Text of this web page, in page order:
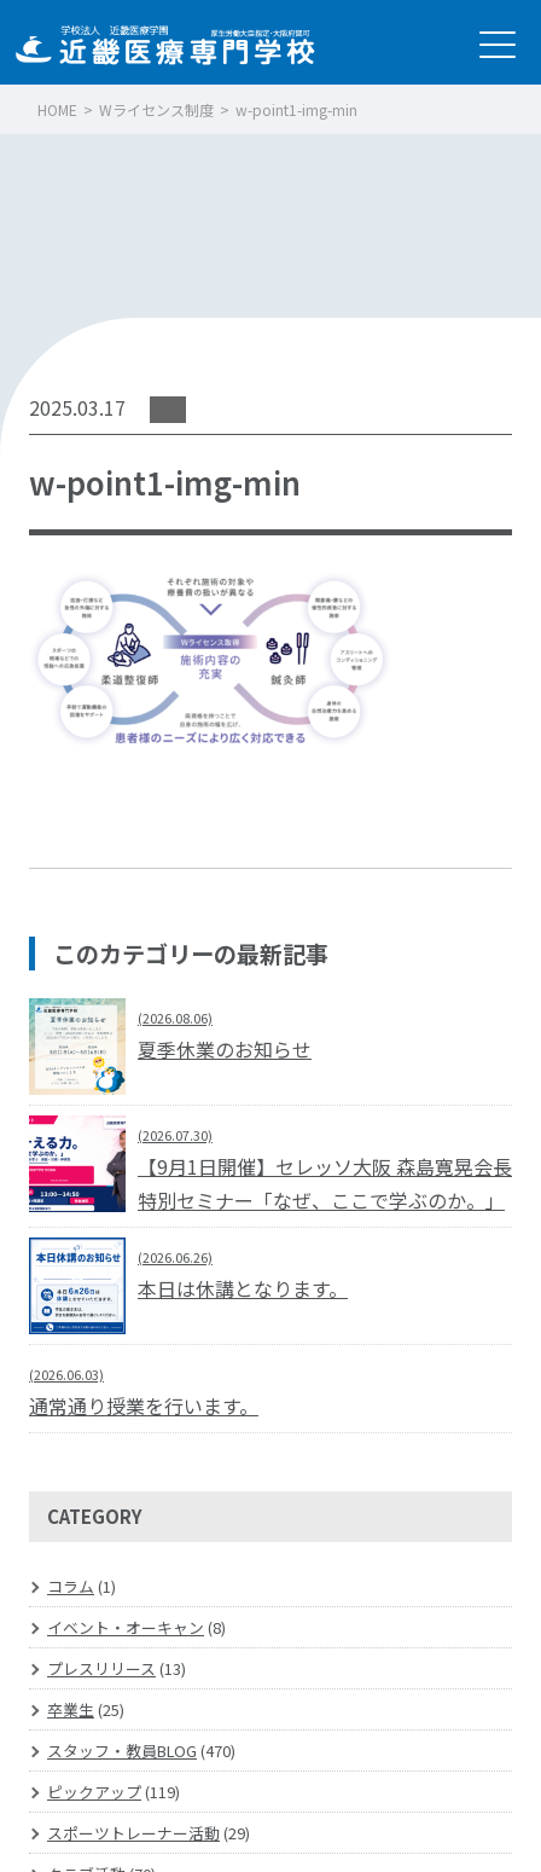
HOME > Wライセンス制度 > w-point1-img-min
2025.03.17
w-point1-img-min
このカテゴリーの最新記事
(2026.08.06)
夏季休業のお知らせ
(2026.07.30)
【9月1日開催】セレッソ大阪 森島寛晃会長
特別セミナー「なぜ、ここで学ぶのか。」
(2026.06.26)
本日は休講となります。
(2026.06.03)
通常通り授業を行います。
CATEGORY
コラム (1)
イベント・オーキャン (8)
プレスリリース (13)
卒業生(25)
スタッフ・教員BLOG (470)
ピックアップ(119)
スポーツトレーナー活動(29)